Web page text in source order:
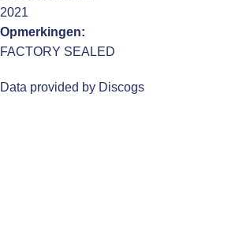
2021
Opmerkingen:
FACTORY SEALED
Data provided by Discogs